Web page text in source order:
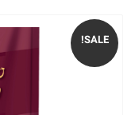
SALE!